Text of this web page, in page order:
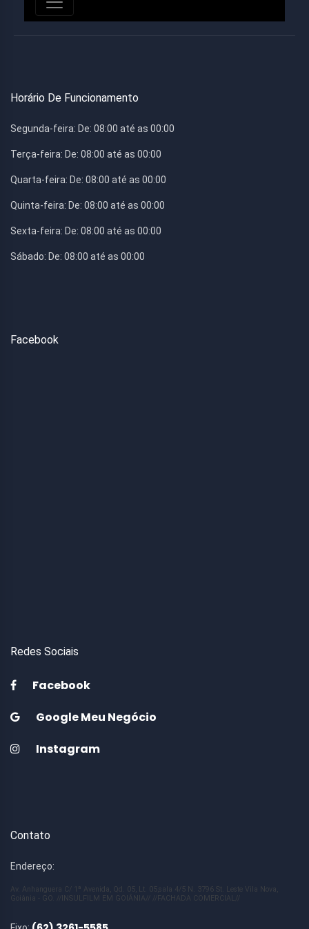
Horário De Funcionamento
Segunda-feira: De: 08:00 até as 00:00
Terça-feira: De: 08:00 até as 00:00
Quarta-feira: De: 08:00 até as 00:00
Quinta-feira: De: 08:00 até as 00:00
Sexta-feira: De: 08:00 até as 00:00
Sábado: De: 08:00 até as 00:00
Facebook
Redes Sociais
Facebook
Google Meu Negócio
Instagram
Contato
Endereço:
Av. Anhanguera C/ 1ª Avenida, Qd. 05, Lt. 05,sala 4/5 N. 3796 St. Leste Vila Nova,
Goiânia - GO. //INSULFILM EM GOIÂNIA// //FACHADA COMERCIAL//